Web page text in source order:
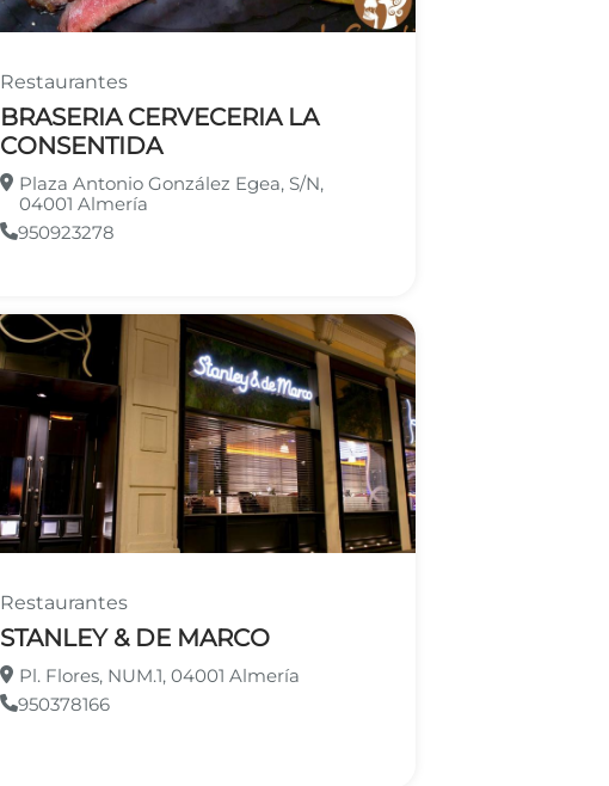
Restaurantes
BRASERIA CERVECERIA LA
CONSENTIDA
Plaza Antonio González Egea, S/N,
04001 Almería
950923278
Restaurantes
STANLEY & DE MARCO
Pl. Flores, NUM.1, 04001 Almería
950378166